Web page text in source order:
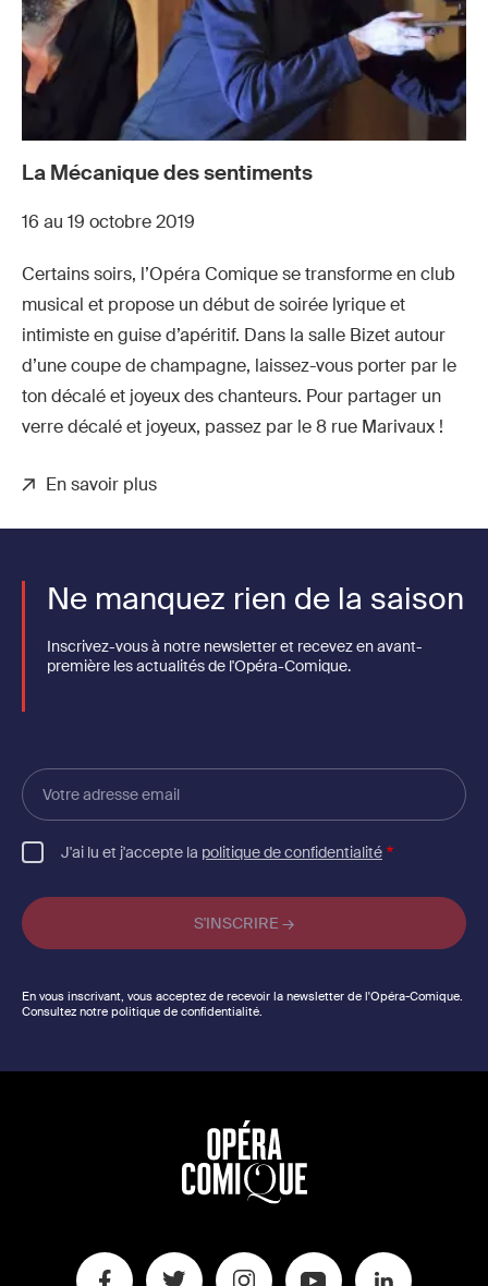
La Mécanique des sentiments
16 au 19 octobre 2019
Certains soirs, l’Opéra Comique se transforme en club
musical et propose un début de soirée lyrique et
intimiste en guise d’apéritif. Dans la salle Bizet autour
d’une coupe de champagne, laissez-vous porter par le
ton décalé et joyeux des chanteurs. Pour partager un
verre décalé et joyeux, passez par le 8 rue Marivaux !
En savoir plus
Ne manquez rien de la saison
Inscrivez-vous à notre newsletter et recevez en avant-
première les actualités de l'Opéra-Comique.
Votre
adresse
email
J'ai lu et j'accepte la politique de confidentialité
En vous inscrivant, vous acceptez de recevoir la newsletter de l'Opéra-Comique.
Consultez notre politique de confidentialité.